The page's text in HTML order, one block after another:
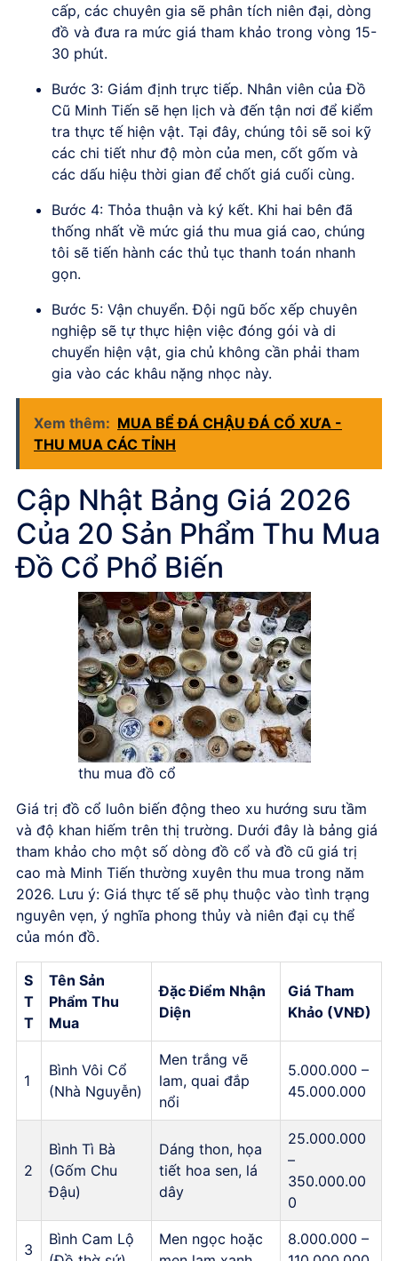
cấp, các chuyên gia sẽ phân tích niên đại, dòng
đồ và đưa ra mức giá tham khảo trong vòng 15-
30 phút.
Bước 3: Giám định trực tiếp. Nhân viên của Đồ
Cũ Minh Tiến sẽ hẹn lịch và đến tận nơi để kiểm
tra thực tế hiện vật. Tại đây, chúng tôi sẽ soi kỹ
các chi tiết như độ mòn của men, cốt gốm và
các dấu hiệu thời gian để chốt giá cuối cùng.
Bước 4: Thỏa thuận và ký kết. Khi hai bên đã
thống nhất về mức giá thu mua giá cao, chúng
tôi sẽ tiến hành các thủ tục thanh toán nhanh
gọn.
Bước 5: Vận chuyển. Đội ngũ bốc xếp chuyên
nghiệp sẽ tự thực hiện việc đóng gói và di
chuyển hiện vật, gia chủ không cần phải tham
gia vào các khâu nặng nhọc này.
Xem thêm: MUA BỂ ĐÁ CHẬU ĐÁ CỔ XƯA -
THU MUA CÁC TỈNH
Cập Nhật Bảng Giá 2026
Của 20 Sản Phẩm Thu Mua
Đồ Cổ Phổ Biến
thu mua đồ cổ
Giá trị đồ cổ luôn biến động theo xu hướng sưu tầm
và độ khan hiếm trên thị trường. Dưới đây là bảng giá
tham khảo cho một số dòng đồ cổ và đồ cũ giá trị
cao mà Minh Tiến thường xuyên thu mua trong năm
2026. Lưu ý: Giá thực tế sẽ phụ thuộc vào tình trạng
nguyên vẹn, ý nghĩa phong thủy và niên đại cụ thể
của món đồ.
S
T
T
Tên Sản
Phẩm Thu
Mua
Đặc Điểm Nhận
Diện
Giá Tham
Khảo (VNĐ)
1
Bình Vôi Cổ
(Nhà Nguyễn)
Men trắng vẽ
lam, quai đắp
nổi
5.000.000 –
45.000.000
2
Bình Tì Bà
(Gốm Chu
Đậu)
Dáng thon, họa
tiết hoa sen, lá
dây
25.000.000
–
350.000.00
0
3
Bình Cam Lộ
Men ngọc hoặc
8.000.000 –